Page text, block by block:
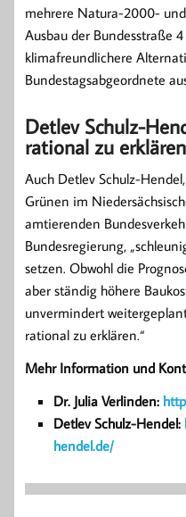
mehrere Natura-2000-
Ausbau der Bundesstraße
klimafreundlichere
Bundestagsabgeordnete
Detlev Schulz-
rational zu
Auch Detlev Schulz-
Grünen im
amtierenden
Bundesregierung,
setzen. Obwohl die
aber ständig höhere
unvermindert
rational zu erklären.“
Mehr Information und
Dr. Julia Verlinden:
Detlev Schulz-Hendel:
hendel.de/